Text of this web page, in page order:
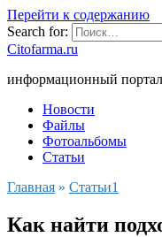
Перейти к содержанию
Search for:
Citofarma.ru
информационный
Новости
Файлы
Фотоальбомы
Статьи
Главная » Cтатьи1
Как найти